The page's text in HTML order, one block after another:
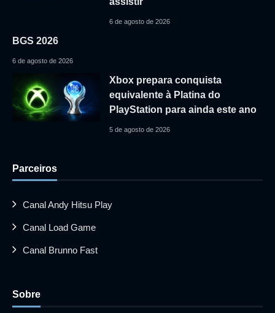
6 de agosto de 2026
BGS 2026
6 de agosto de 2026
Xbox prepara conquista
equivalente à Platina do
PlayStation para ainda este ano
5 de agosto de 2026
Parceiros
Canal Andy Hitsu Play
Canal Load Game
Canal Brunno Fast
Sobre